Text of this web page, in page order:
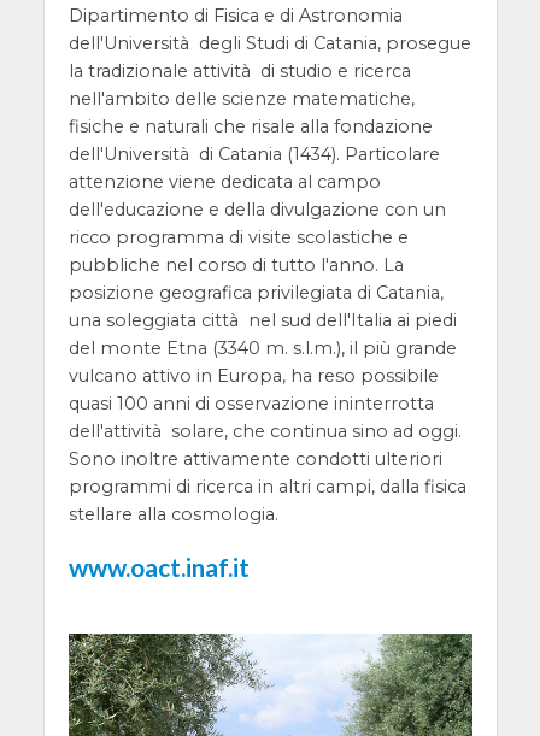
Dipartimento di Fisica e di Astronomia
dell'Università degli Studi di Catania, prosegue
la tradizionale attività di studio e ricerca
nell'ambito delle scienze matematiche,
fisiche e naturali che risale alla fondazione
dell'Università di Catania (1434). Particolare
attenzione viene dedicata al campo
dell'educazione e della divulgazione con un
ricco programma di visite scolastiche e
pubbliche nel corso di tutto l'anno. La
posizione geografica privilegiata di Catania,
una soleggiata città nel sud dell'Italia ai piedi
del monte Etna (3340 m. s.l.m.), il più grande
vulcano attivo in Europa, ha reso possibile
quasi 100 anni di osservazione ininterrotta
dell'attività solare, che continua sino ad oggi.
Sono inoltre attivamente condotti ulteriori
programmi di ricerca in altri campi, dalla fisica
stellare alla cosmologia.
www.oact.inaf.it